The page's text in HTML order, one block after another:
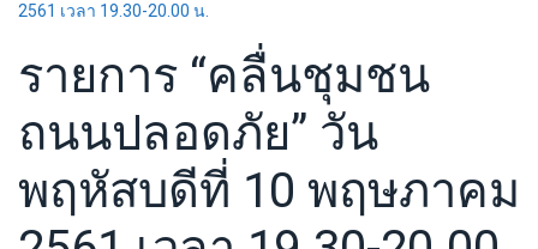
2561 เวลา 19.30-20.00 น.
รายการ “คลื่นชุมชน
ถนนปลอดภัย” วัน
พฤหัสบดีที่ 10 พฤษภาคม